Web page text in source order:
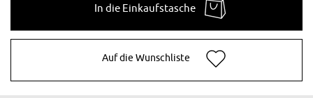
In die Einkaufstasche
Auf die Wunschliste